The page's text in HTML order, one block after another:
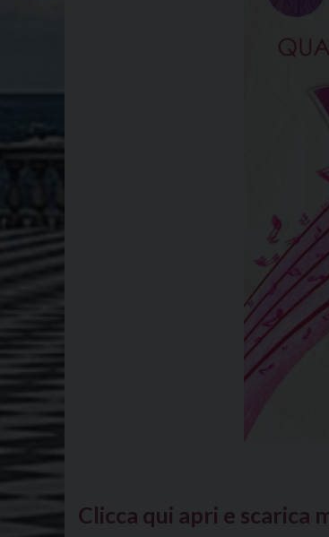
Clicca qui apri e scarica